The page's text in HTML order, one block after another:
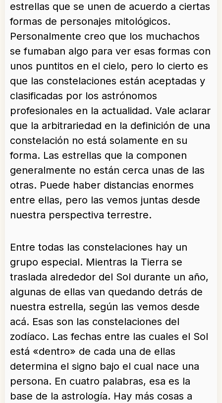
estrellas que se unen de acuerdo a ciertas
formas de personajes mitológicos.
Personalmente creo que los muchachos
se fumaban algo para ver esas formas con
unos puntitos en el cielo, pero lo cierto es
que las constelaciones están aceptadas y
clasificadas por los astrónomos
profesionales en la actualidad. Vale aclarar
que la arbitrariedad en la definición de una
constelación no está solamente en su
forma. Las estrellas que la componen
generalmente no están cerca unas de las
otras. Puede haber distancias enormes
entre ellas, pero las vemos juntas desde
nuestra perspectiva terrestre.
Entre todas las constelaciones hay un
grupo especial. Mientras la Tierra se
traslada alrededor del Sol durante un año,
algunas de ellas van quedando detrás de
nuestra estrella, según las vemos desde
acá. Esas son las constelaciones del
zodíaco. Las fechas entre las cuales el Sol
está «dentro» de cada una de ellas
determina el signo bajo el cual nace una
persona. En cuatro palabras, esa es la
base de la astrología. Hay más cosas a